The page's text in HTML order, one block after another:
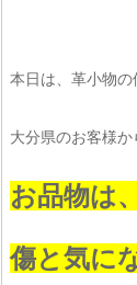
本日は、革小物の
大分県のお客様か
お品物は
傷と気に